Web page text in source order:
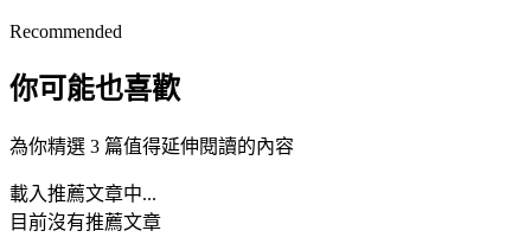
Recommended
你可能也喜歡
為你精選 3 篇值得延伸閱讀的內容
載入推薦文章中...
目前沒有推薦文章